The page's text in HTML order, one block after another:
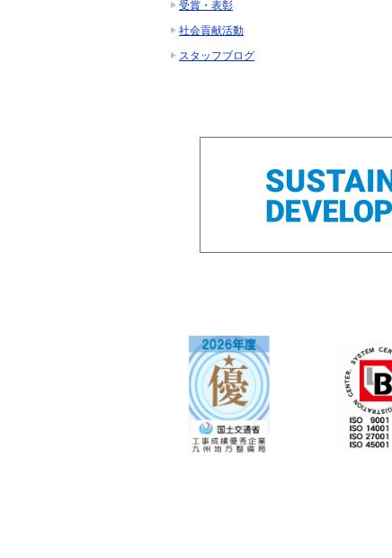
受賞・表彰
社会貢献活動
スタッフブログ